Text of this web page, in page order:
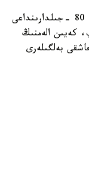
فليپپينگ ا ق ش-تا وتكەن عاسىردىڭ 70- 80 -جىلدارىنداعى
كەيىن الەمنىڭ
بەلگىلەرى